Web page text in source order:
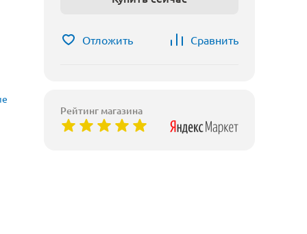
Отложить Сравнить
Рейтинг магазина